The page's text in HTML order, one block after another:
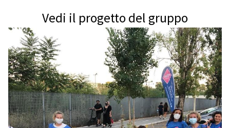
Vedi il progetto del gruppo